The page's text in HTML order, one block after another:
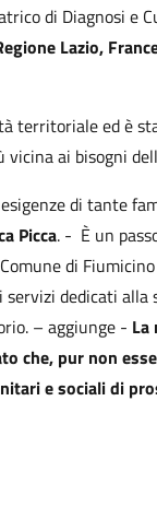
di Diagnosi e
Lazio,
territoriale ed è
ai bisogni
di tante
Picca. - È un
di
servizi dedicati
– aggiunge - La
che, pur non
e sociali di